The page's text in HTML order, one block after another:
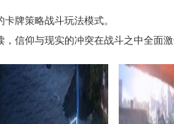
牌策略战斗玩法模式。
信仰与现实的冲突在战斗之中全面激